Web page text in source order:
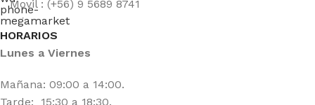
Movil : (+56) 9 5689 8741
HORARIOS
Lunes a Viernes
Mañana: 09:00 a 14:00.
Tarde: 15:30 a 18:30.